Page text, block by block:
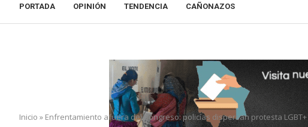
PORTADA OPINIÓN TENDENCIA CAÑONAZOS
Inicio » Enfrentamiento afuera del Congreso: policías dispersan protesta LGBT+